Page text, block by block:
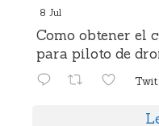
8 Jul
Como obtener el
para piloto de